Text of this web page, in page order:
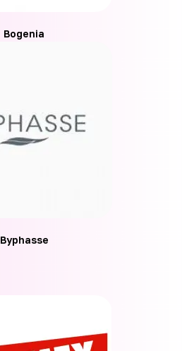
Bogenia
Byphasse